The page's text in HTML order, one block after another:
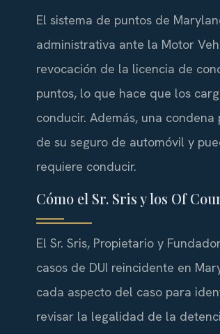
El sistema de puntos de
administrativa ante la Motor
revocación de la licencia de
puntos, lo que hace que los
conducir. Además, una
de su seguro de automóvil y
requiere conducir.
Cómo el Sr. Sris y los Of
El Sr. Sris, Propietario y
casos de DUI reincidente en
cada aspecto del caso para
revisar la legalidad de la